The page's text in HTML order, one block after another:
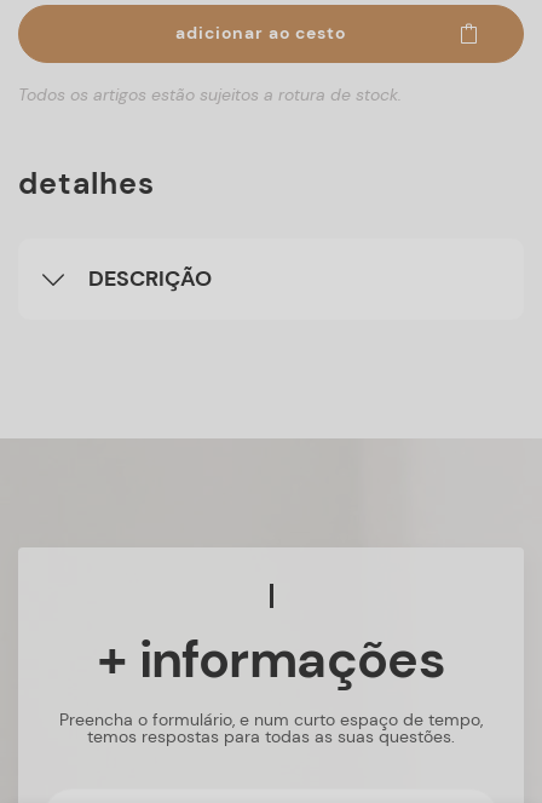
adicionar ao cesto
Todos os artigos estão sujeitos a rotura de stock.
detalhes
DESCRIÇÃO
+ informações
Preencha o formulário, e num curto espaço de tempo,
temos respostas para todas as suas questões.